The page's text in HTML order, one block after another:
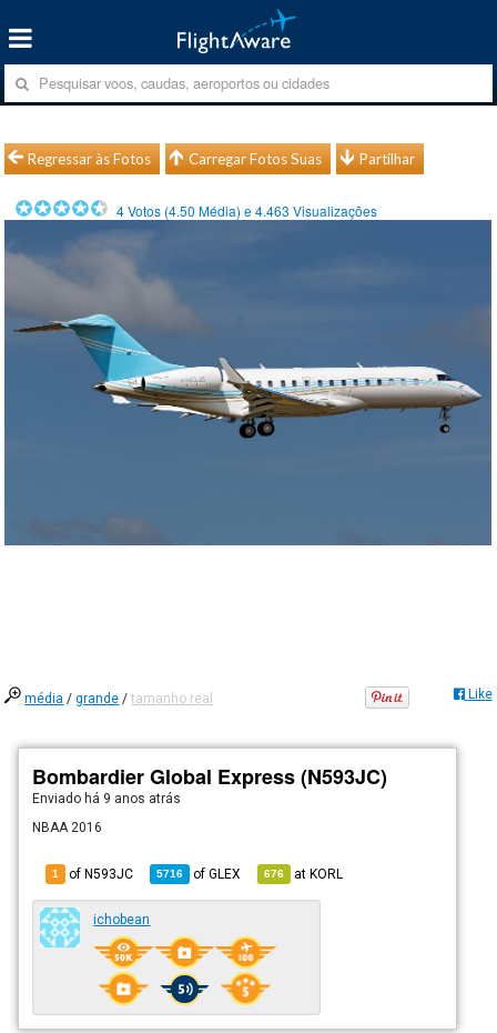
Regressar às Fotos Carregar Fotos Suas Partilhar
4Votos (4.50 Média) e4.463 Visualizações
média /grande /tamanho real Like
Bombardier Global Express (N593JC)
Enviado há 9 anos atrás
NBAA 2016
1 of N593JC 5716 ofGLEX 676 atKORL
ichobean